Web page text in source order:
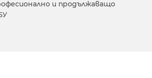
и продължаващо